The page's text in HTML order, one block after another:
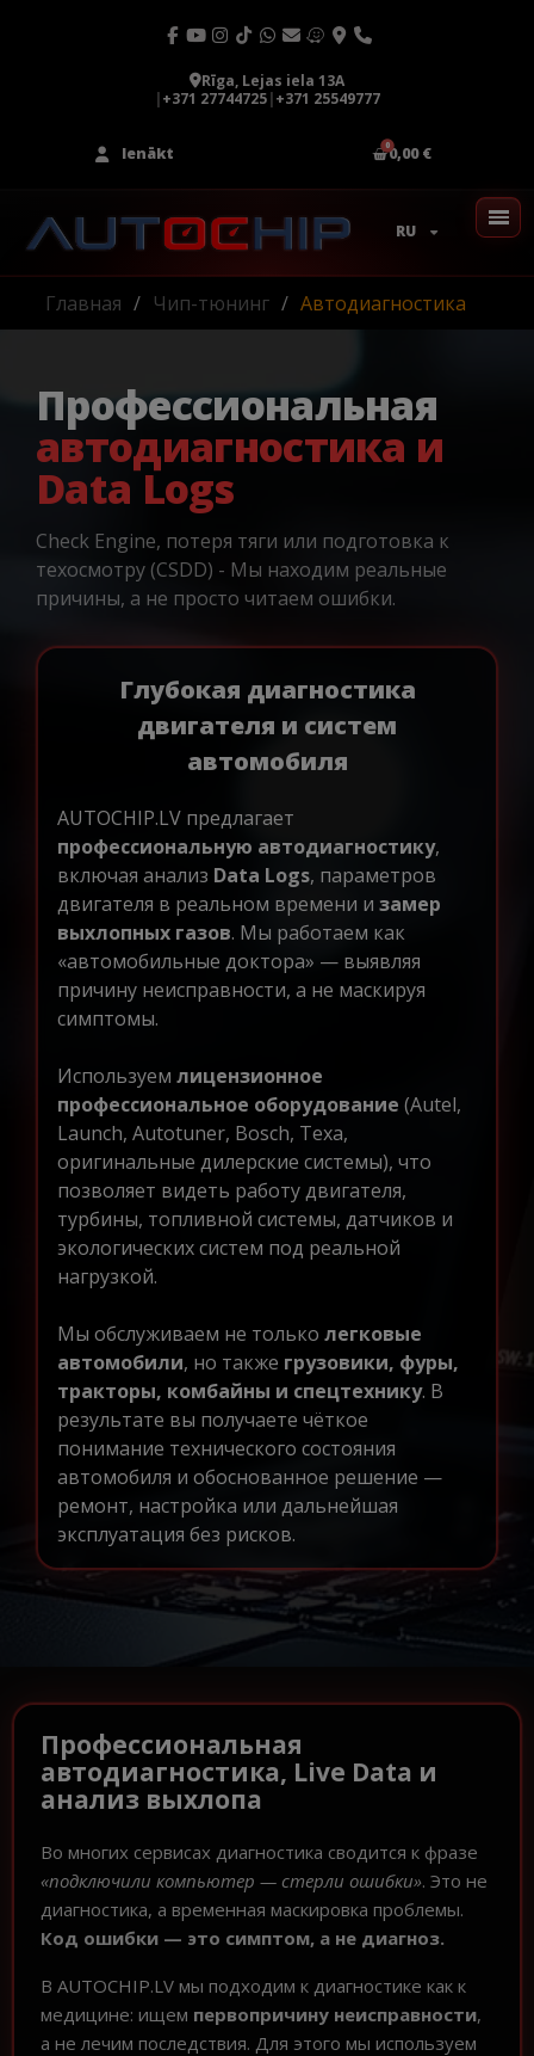
Rīga, Lejas iela 13A
|+371 27744725|+371 25549777
Ienākt 0,00 €
RU
Главная Чип-тюнинг Автодиагностика
Профессиональная
автодиагностика и
Data Logs
Check Engine, потеря тяги или подготовка к
техосмотру (CSDD) - Мы находим реальные
причины, а не просто читаем ошибки.
Глубокая диагностика
двигателя и систем
автомобиля
AUTOCHIP.LV предлагает
профессиональную автодиагностику,
включая анализ Data Logs, параметров
двигателя в реальном времени и замер
выхлопных газов. Мы работаем как
«автомобильные доктора» — выявляя
причину неисправности, а не маскируя
симптомы.
Используем лицензионное
профессиональное оборудование (Autel,
Launch, Autotuner, Bosch, Texa,
оригинальные дилерские системы), что
позволяет видеть работу двигателя,
турбины, топливной системы, датчиков и
экологических систем под реальной
нагрузкой.
Мы обслуживаем не только легковые
автомобили, но также грузовики, фуры,
тракторы, комбайны и спецтехнику. В
результате вы получаете чёткое
понимание технического состояния
автомобиля и обоснованное решение —
ремонт, настройка или дальнейшая
эксплуатация без рисков.
Профессиональная
автодиагностика, Live Data и
анализ выхлопа
Во многих сервисах диагностика сводится к фразе
«подключили компьютер — стерли ошибки». Это не
диагностика, а временная маскировка проблемы.
Код ошибки — это симптом, а не диагноз.
В AUTOCHIP.LV мы подходим к диагностике как к
медицине: ищем первопричину неисправности,
а не лечим последствия. Для этого мы используем